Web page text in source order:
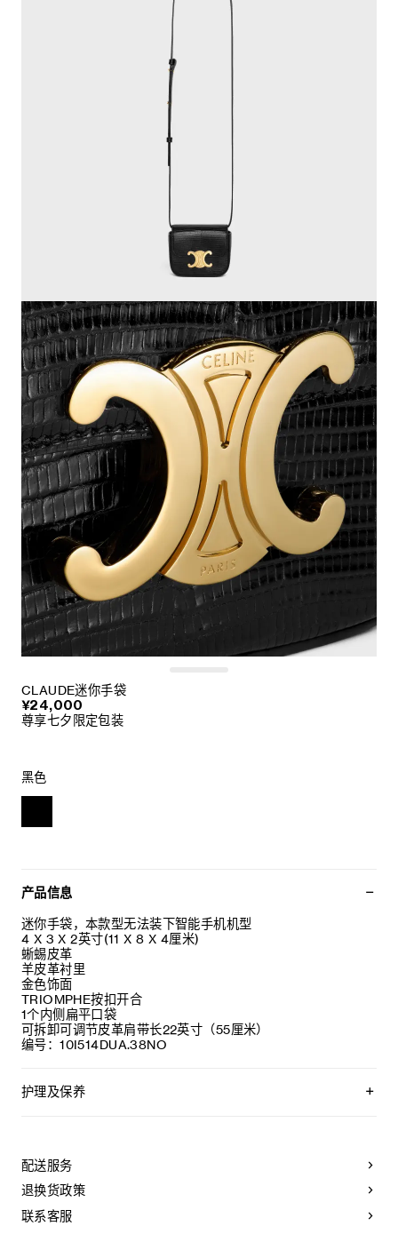
CLAUDE迷你手袋
¥24,000
尊享七夕限定包装
黑色
产品信息
迷你手袋，本款型无法装下智能手机机型
4 X 3 X 2英寸(11 X 8 X 4厘米)
蜥蜴皮革
羊皮革衬里
金色饰面
TRIOMPHE按扣开合
1个内侧扁平口袋
可拆卸可调节皮革肩带长22英寸（55厘米）
编号：10I514DUA.38NO
护理及保养
议您：
- 防止潮湿；避免接触液体、护手霜、洗手液、化妆品及香水。
如果您的手袋不慎接触到水或上述物质，请使用干燥且不带绒
配送服务
退换货政策
联系客服